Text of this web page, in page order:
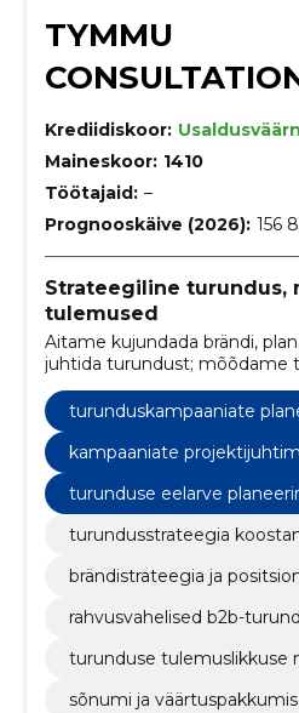
TYMMU
Krediidiskoor:
Maineskoor: 1410
Töötajaid: –
Prognooskäive (2026): 156
Strateegiline turundus,
tulemused
Aitame kujundada brändi,
juhtida turundust; mõõdame
abil, et kasvatada ärilist mõju.
turunduskampaaniate
kampaaniate
turunduse eelarve
s
turundusstrateegia
brändistrateegia ja
rahvusvahelised b2b-
turunduse tulemuslikkuse
sõnumi ja